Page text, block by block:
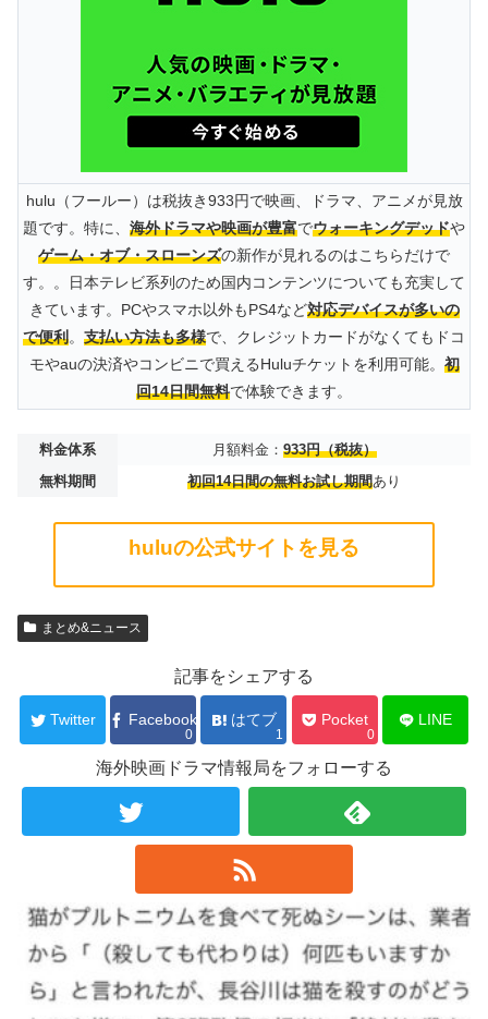
hulu（フールー）は税抜き933円で映画、ドラマ、アニメが見放
題です。特に、 海外ドラマや映画が豊富でウォーキングデッドや
ゲーム・オブ・スローンズの新作が見れるのはこちらだけで
す。。日本テレビ系列のため国内コンテンツについても充実して
きています。PCやスマホ以外もPS4など対応デバイスが多いの
で便利。 支払い方法も多様で、クレジットカードがなくてもドコ
モやauの決済やコンビニで買えるHuluチケットを利用可能。 初
回14日間無料で体験できます。
料金体系 月額料金： 933円（税抜）
無料期間
初回14日間の無料お試し期間あり
huluの公式サイトを見る
まとめ&ニュース
記事をシェアする
Twitter Facebook
0
はてブ
1
Pocket
0
LINE
海外映画ドラマ情報局をフォローする